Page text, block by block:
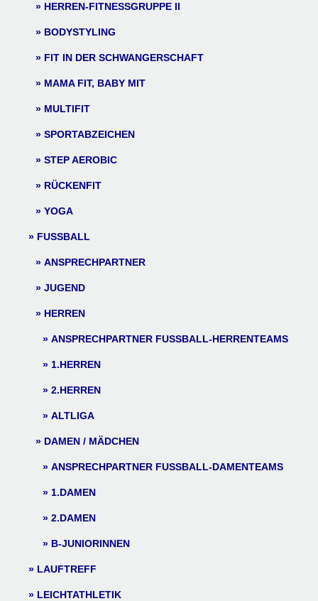
HERREN-FITNESSGRUPPE II
BODYSTYLING
FIT IN DER SCHWANGERSCHAFT
MAMA FIT, BABY MIT
MULTIFIT
SPORTABZEICHEN
STEP AEROBIC
RÜCKENFIT
YOGA
FUSSBALL
ANSPRECHPARTNER
JUGEND
HERREN
ANSPRECHPARTNER FUSSBALL-HERRENTEAMS
1.HERREN
2.HERREN
ALTLIGA
DAMEN / MÄDCHEN
ANSPRECHPARTNER FUSSBALL-DAMENTEAMS
1.DAMEN
2.DAMEN
B-JUNIORINNEN
LAUFTREFF
LEICHTATHLETIK